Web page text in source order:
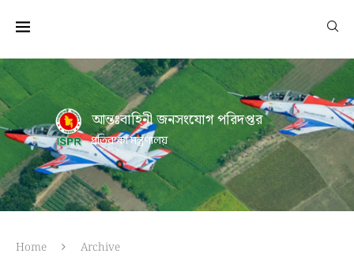
আন্তঃবাহিনী জনসংযোগ পরিদপ্তর
প্রতিরক্ষা মন্ত্রণালয়
Home Archive